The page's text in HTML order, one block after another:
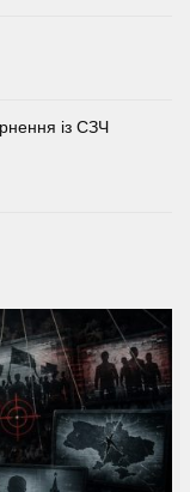
із СЗЧ